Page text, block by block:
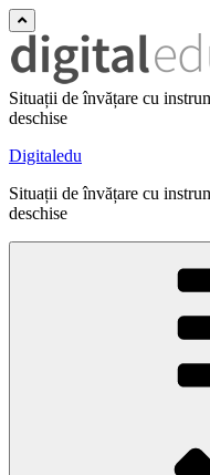
Situații de învățare cu
deschise
Digitaledu
Situații de învățare cu
deschise